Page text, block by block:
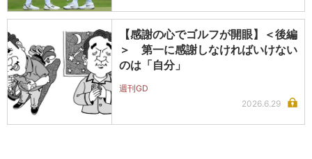
【感謝の心でゴルフが開眼】＜後編
＞ 第一に感謝しなければいけない
のは「自分」
週刊GD
2026.6.29